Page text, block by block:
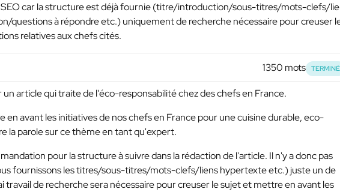
SEO car la structure est déjà fournie (titre/introduction/sous-titres/mots-clefs/
questions à répondre etc.) uniquement de recherche nécessaire pour creuser
relatives aux chefs cités.
1350 mots TERMINÉ
article qui traite de l'éco-responsabilité chez des chefs en France.
avant les initiatives de nos chefs en France pour une cuisine durable, eco-
la parole sur ce thème en tant qu'expert.
pour la structure à suivre dans la rédaction de l'article. Il n'y a donc pas
fournissons les titres/sous-titres/mots-clefs/liens hypertexte etc.) juste un de
travail de recherche sera nécessaire pour creuser le sujet et mettre en avant les